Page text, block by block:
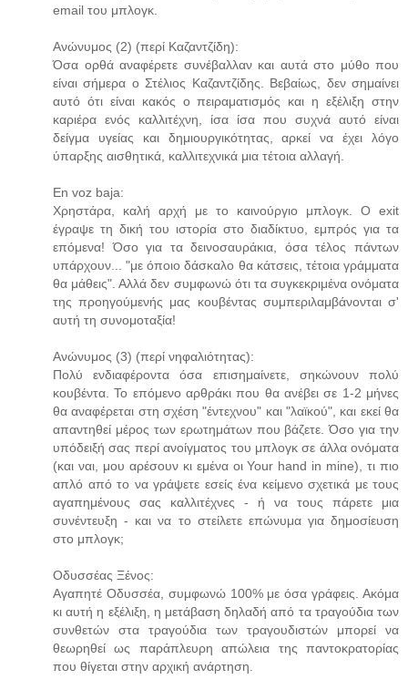
email του μπλογκ.
Ανώνυμος (2) (περί Καζαντζίδη):
Όσα ορθά αναφέρετε συνέβαλλαν και αυτά στο μύθο που
είναι σήμερα ο Στέλιος Καζαντζίδης. Βεβαίως, δεν σημαίνει
αυτό ότι είναι κακός ο πειραματισμός και η εξέλιξη στην
καριέρα ενός καλλιτέχνη, ίσα ίσα που συχνά αυτό είναι
δείγμα υγείας και δημιουργικότητας, αρκεί να έχει λόγο
ύπαρξης αισθητικά, καλλιτεχνικά μια τέτοια αλλαγή.
En voz baja:
Χρηστάρα, καλή αρχή με το καινούργιο μπλογκ. O exit
έγραψε τη δική του ιστορία στο διαδίκτυο, εμπρός για τα
επόμενα! Όσο για τα δεινοσαυράκια, όσα τέλος πάντων
υπάρχουν... "με όποιο δάσκαλο θα κάτσεις, τέτοια γράμματα
θα μάθεις". Αλλά δεν συμφωνώ ότι τα συγκεκριμένα ονόματα
της προηγούμενής μας κουβέντας συμπεριλαμβάνονται σ'
αυτή τη συνομοταξία!
Ανώνυμος (3) (περί νηφαλιότητας):
Πολύ ενδιαφέροντα όσα επισημαίνετε, σηκώνουν πολύ
κουβέντα. Το επόμενο αρθράκι που θα ανέβει σε 1-2 μήνες
θα αναφέρεται στη σχέση "έντεχνου" και "λαϊκού", και εκεί θα
απαντηθεί μέρος των ερωτημάτων που βάζετε. Όσο για την
υπόδειξή σας περί ανοίγματος του μπλογκ σε άλλα ονόματα
(και ναι, μου αρέσουν κι εμένα οι Your hand in mine), τι πιο
απλό από το να γράψετε εσείς ένα κείμενο σχετικά με τους
αγαπημένους σας καλλιτέχνες - ή να τους πάρετε μια
συνέντευξη - και να το στείλετε επώνυμα για δημοσίευση
στο μπλογκ;
Οδυσσέας Ξένος:
Αγαπητέ Οδυσσέα, συμφωνώ 100% με όσα γράφεις. Ακόμα
κι αυτή η εξέλιξη, η μετάβαση δηλαδή από τα τραγούδια των
συνθετών στα τραγούδια των τραγουδιστών μπορεί να
θεωρηθεί ως παράπλευρη απώλεια της παντοκρατορίας
που θίγεται στην αρχική ανάρτηση.